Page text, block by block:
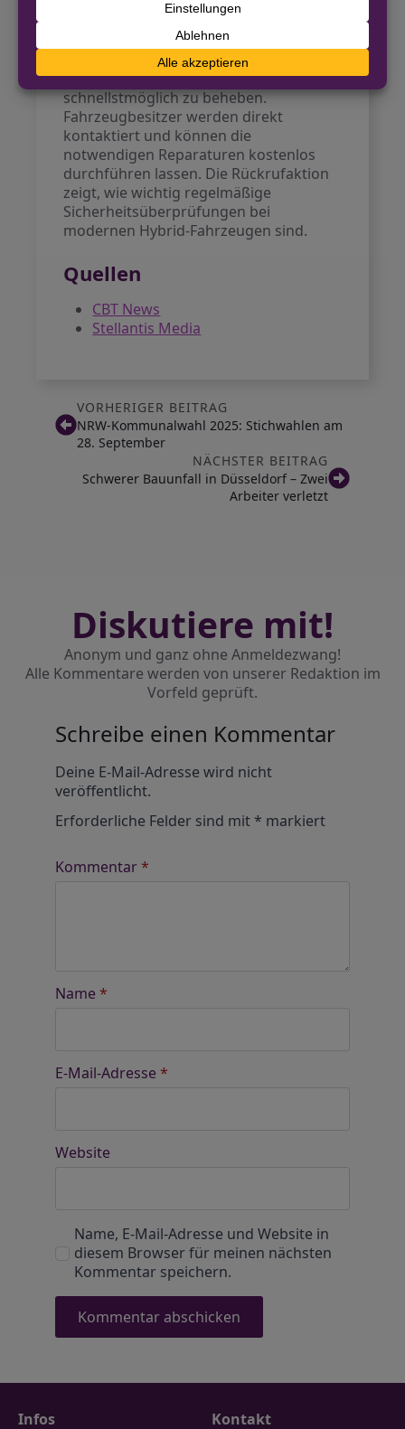
Stellantis arbeitet daran, die
Sicherheitsprobleme bei den
betroffenen Fahrzeugen
schnellstmöglich zu beheben.
Fahrzeugbesitzer werden direkt
kontaktiert und können die
notwendigen Reparaturen kostenlos
durchführen lassen. Die Rückrufaktion
zeigt, wie wichtig regelmäßige
Sicherheitsüberprüfungen bei
modernen Hybrid-Fahrzeugen sind.
Quellen
CBT News
Stellantis Media
VORHERIGER BEITRAG
NRW-Kommunalwahl 2025: Stichwahlen am
28. September
NÄCHSTER BEITRAG
Schwerer Bauunfall in Düsseldorf – Zwei
Arbeiter verletzt
Diskutiere mit!
Anonym und ganz ohne Anmeldezwang!
Alle Kommentare werden von unserer Redaktion im
Vorfeld geprüft.
Schreibe einen Kommentar
Deine E-Mail-Adresse wird nicht
veröffentlicht.
Erforderliche Felder sind mit* markiert
Kommentar*
Name *
E-Mail-Adresse *
Website
Name, E-Mail-Adresse und Website in
diesem Browser für meinen nächsten
Kommentar speichern.
Infos Kontakt